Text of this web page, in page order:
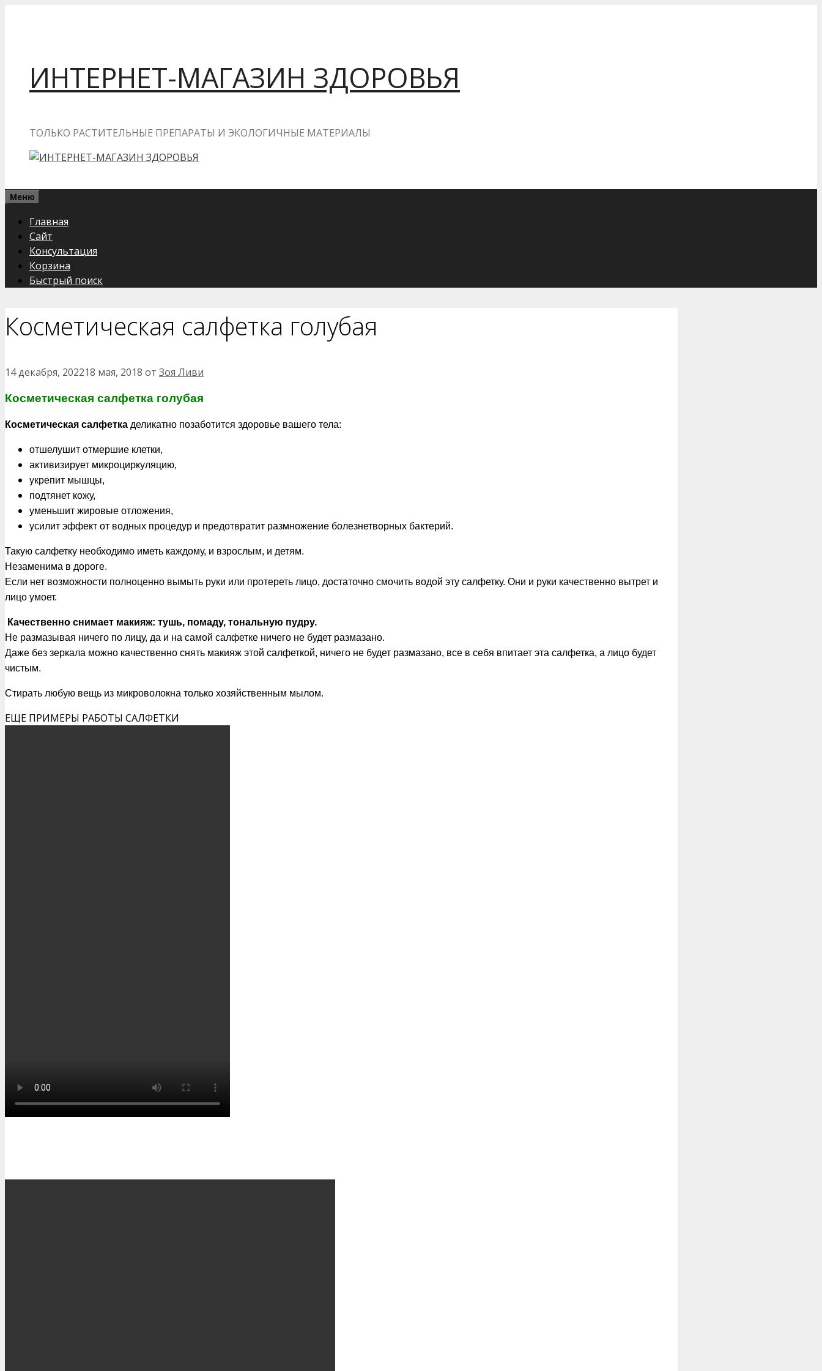
ИНТЕРНЕТ-МАГАЗИН ЗДОРОВЬЯ
ТОЛЬКО РАСТИТЕЛЬНЫЕ ПРЕПАРАТЫ И ЭКОЛОГИЧНЫЕ МАТЕРИАЛЫ
Меню
Главная
Сайт
Консультация
Корзина
Быстрый поиск
Косметическая салфетка голубая
14 декабря, 202218 мая, 2018 от Зоя Ливи
Косметическая салфетка голубая
Косметическая салфетка деликатно позаботится здоровье вашего тела:
отшелушит отмершие клетки,
активизирует микроциркуляцию,
укрепит мышцы,
подтянет кожу,
уменьшит жировые отложения,
усилит эффект от водных процедур и предотвратит размножение болезнетворных бактерий.
Такую салфетку необходимо иметь каждому, и взрослым, и детям.
Незаменима в дороге.
Если нет возможности полноценно вымыть руки или протереть лицо, достаточно смочить водой эту салфетку. Они и руки качественно вытрет и
лицо умоет.
Качественно снимает макияж: тушь, помаду, тональную пудру.
Не размазывая ничего по лицу, да и на самой салфетке ничего не будет размазано.
Даже без зеркала можно качественно снять макияж этой салфеткой, ничего не будет размазано, все в себя впитает эта салфетка, а лицо будет
чистым.
Стирать любую вещь из микроволокна только хозяйственным мылом.
ЕЩЕ ПРИМЕРЫ РАБОТЫ САЛФЕТКИ